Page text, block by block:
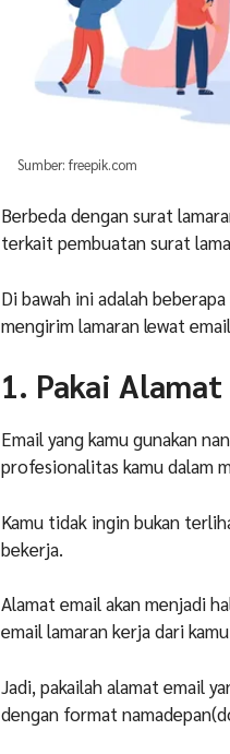
Sumber: freepik.com
Berbeda dengan surat
terkait pembuatan surat
Di bawah ini adalah
mengirim lamaran lewat
1. Pakai
Email yang kamu gunakan
profesionalitas kamu dalam
Kamu tidak ingin bukan
bekerja.
Alamat email akan menjadi
email lamaran kerja dari
Jadi, pakailah alamat email
dengan format